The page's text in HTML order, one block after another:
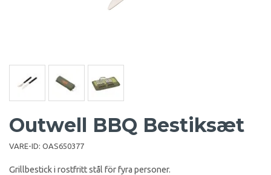
Outwell BBQ Bestiksæt
VARE-ID: OAS650377
Grillbestick i rostfritt stål för fyra personer.